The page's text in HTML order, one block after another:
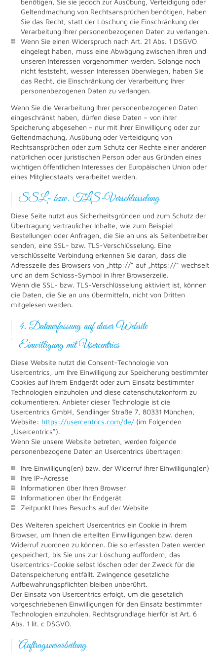
Geltendmachung von Rechtsansprüchen benötigen, haben
Sie das Recht, statt der Löschung die Einschränkung der
Verarbeitung Ihrer personenbezogenen Daten zu verlangen.
Wenn Sie einen Widerspruch nach Art. 21 Abs. 1 DSGVO
eingelegt haben, muss eine Abwägung zwischen Ihren und
unseren Interessen vorgenommen werden. Solange noch
nicht feststeht, wessen Interessen überwiegen, haben Sie
das Recht, die Einschränkung der Verarbeitung Ihrer
personenbezogenen Daten zu verlangen.
Wenn Sie die Verarbeitung Ihrer personenbezogenen Daten
eingeschränkt haben, dürfen diese Daten – von ihrer
Speicherung abgesehen – nur mit Ihrer Einwilligung oder zur
Geltendmachung, Ausübung oder Verteidigung von
Rechtsansprüchen oder zum Schutz der Rechte einer anderen
natürlichen oder juristischen Person oder aus Gründen eines
wichtigen öffentlichen Interesses der Europäischen Union oder
eines Mitgliedstaats verarbeitet werden.
SSL- bzw. TLS-Verschlüsselung
Diese Seite nutzt aus Sicherheitsgründen und zum Schutz der
Übertragung vertraulicher Inhalte, wie zum Beispiel
Bestellungen oder Anfragen, die Sie an uns als Seitenbetreiber
senden, eine SSL- bzw. TLS-Verschlüsselung. Eine
verschlüsselte Verbindung erkennen Sie daran, dass die
Adresszeile des Browsers von „http://“ auf „https://“ wechselt
und an dem Schloss-Symbol in Ihrer Browserzeile.
Wenn die SSL- bzw. TLS-Verschlüsselung aktiviert ist, können
die Daten, die Sie an uns übermitteln, nicht von Dritten
mitgelesen werden.
4. Datenerfassung auf dieser Website
Einwilligung mit Usercentrics
Diese Website nutzt die Consent-Technologie von
Usercentrics, um Ihre Einwilligung zur Speicherung bestimmter
Cookies auf Ihrem Endgerät oder zum Einsatz bestimmter
Technologien einzuholen und diese datenschutzkonform zu
dokumentieren. Anbieter dieser Technologie ist die
Usercentrics GmbH, Sendlinger Straße 7, 80331 München,
Website: https://usercentrics.com/de/ (im Folgenden
„Usercentrics“).
Wenn Sie unsere Website betreten, werden folgende
personenbezogene Daten an Usercentrics übertragen:
Ihre Einwilligung(en) bzw. der Widerruf Ihrer Einwilligung(en)
Ihre IP-Adresse
Informationen über Ihren Browser
Informationen über Ihr Endgerät
Zeitpunkt Ihres Besuchs auf der Website
Des Weiteren speichert Usercentrics ein Cookie in Ihrem
Browser, um Ihnen die erteilten Einwilligungen bzw. deren
Widerruf zuordnen zu können. Die so erfassten Daten werden
gespeichert, bis Sie uns zur Löschung auffordern, das
Usercentrics-Cookie selbst löschen oder der Zweck für die
Datenspeicherung entfällt. Zwingende gesetzliche
Aufbewahrungspflichten bleiben unberührt.
Der Einsatz von Usercentrics erfolgt, um die gesetzlich
vorgeschriebenen Einwilligungen für den Einsatz bestimmter
Technologien einzuholen. Rechtsgrundlage hierfür ist Art. 6
Abs. 1 lit. c DSGVO.
Auftragsverarbeitung